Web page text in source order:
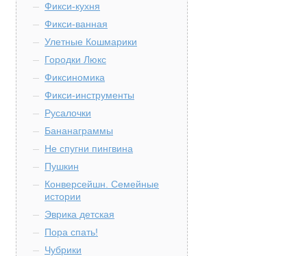
Фикси-кухня
Фикси-ванная
Улетные Кошмарики
Городки Люкс
Фиксиномика
Фикси-инструменты
Русалочки
Бананаграммы
Не спугни пингвина
Пушкин
Конверсейшн. Семейные
истории
Эврика детская
Пора спать!
Чубрики